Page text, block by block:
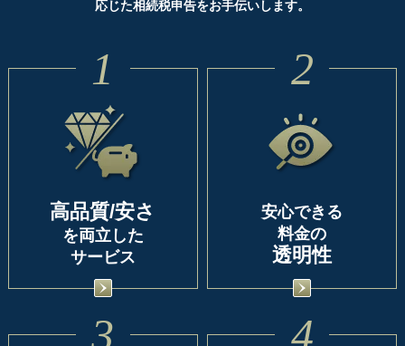
応じた相続税申告をお手伝いします。
1
高品質/安さ
を両立した
サービス
2
安心できる
料金の
透明性
3 4